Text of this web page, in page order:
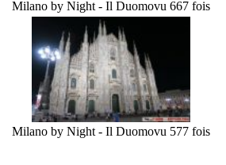
Milano by Night - Il Duomovu 667 fois
Milano by Night - Il Duomovu 577 fois